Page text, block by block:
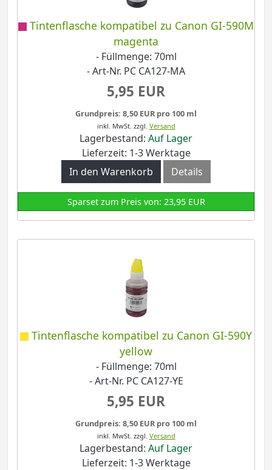
Tintenflasche kompatibel zu Canon GI-590M
magenta
- Füllmenge: 70ml
- Art-Nr. PC CA127-MA
5,95 EUR
Grundpreis: 8,50 EUR pro 100 ml
inkl. MwSt. zzgl. Versand
Lagerbestand: Auf Lager
Lieferzeit: 1-3 Werktage
In den Warenkorb
Details
Sparset zum Preis von: 23,95 EUR
Tintenflasche kompatibel zu Canon GI-590Y
yellow
- Füllmenge: 70ml
- Art-Nr. PC CA127-YE
5,95 EUR
Grundpreis: 8,50 EUR pro 100 ml
inkl. MwSt. zzgl. Versand
Lagerbestand: Auf Lager
Lieferzeit: 1-3 Werktage